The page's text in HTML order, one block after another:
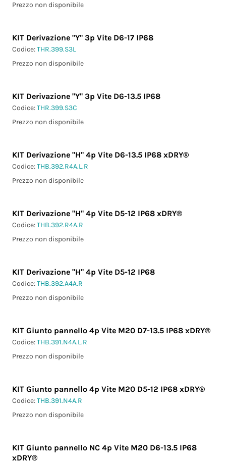
Prezzo non disponibile
KIT Derivazione "Y" 3p Vite D6-17 IP68
Codice:THR.399.S3L
Prezzo non disponibile
KIT Derivazione "Y" 3p Vite D6-13.5 IP68
Codice:THR.399.S3C
Prezzo non disponibile
KIT Derivazione "H" 4p Vite D6-13.5 IP68 xDRY®
Codice:THB.392.R4A.L.R
Prezzo non disponibile
KIT Derivazione "H" 4p Vite D5-12 IP68 xDRY®
Codice:THB.392.R4A.R
Prezzo non disponibile
KIT Derivazione "H" 4p Vite D5-12 IP68
Codice:THB.392.A4A.R
Prezzo non disponibile
KIT Giunto pannello 4p Vite M20 D7-13.5 IP68 xDRY®
Codice:THB.391.N4A.L.R
Prezzo non disponibile
KIT Giunto pannello 4p Vite M20 D5-12 IP68 xDRY®
Codice:THB.391.N4A.R
Prezzo non disponibile
KIT Giunto pannello NC 4p Vite M20 D6-13.5 IP68
xDRY®